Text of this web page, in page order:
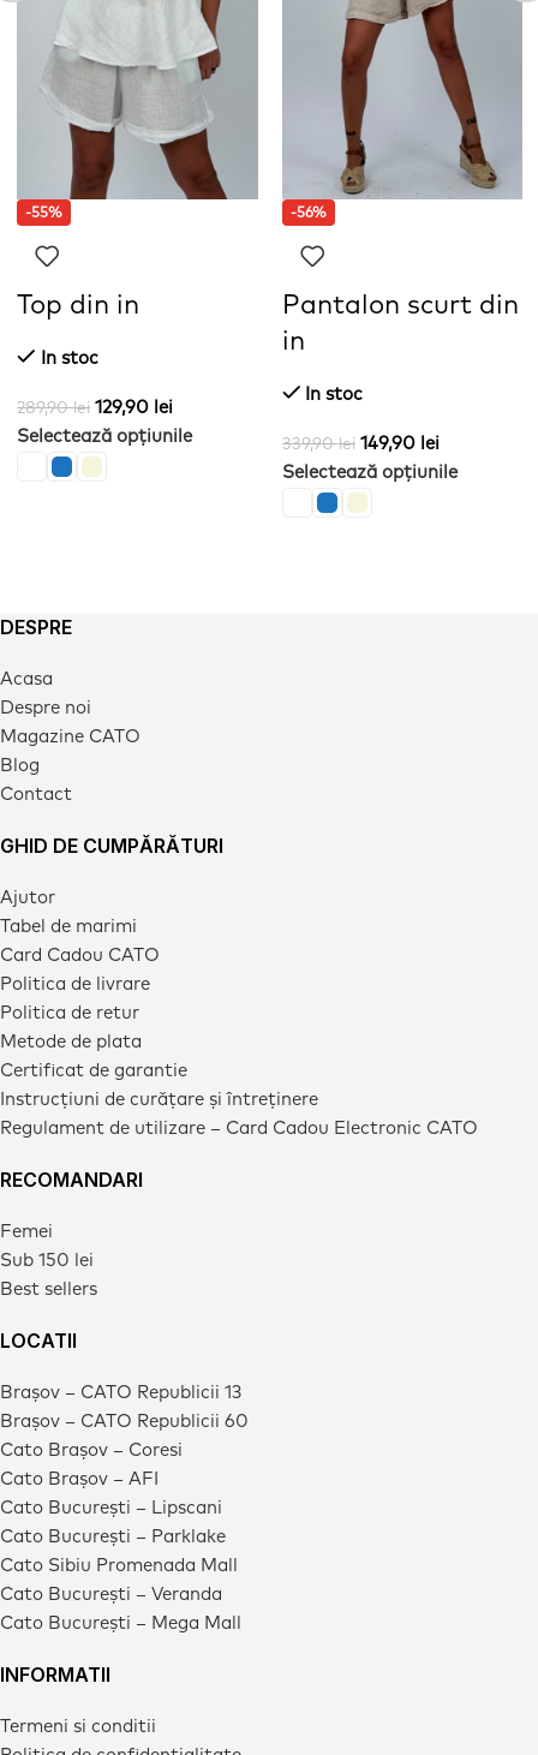
-55%
Top din in
In stoc
289,90lei 129,90 lei
Selectează opțiunile
-56%
Pantalon scurt din
in
In stoc
339,90lei 149,90 lei
Selectează opțiunile
DESPRE
Acasa
Despre noi
Magazine CATO
Blog
Contact
GHID DE CUMPĂRĂTURI
Ajutor
Tabel de marimi
Card Cadou CATO
Politica de livrare
Politica de retur
Metode de plata
Certificat de garantie
Instrucțiuni de curățare și întreținere
Regulament de utilizare – Card Cadou Electronic CATO
RECOMANDARI
Femei
Sub 150 lei
Best sellers
LOCATII
Brașov – CATO Republicii 13
Brașov – CATO Republicii 60
Cato Brașov – Coresi
Cato Brașov – AFI
Cato București – Lipscani
Cato București – Parklake
Cato Sibiu Promenada Mall
Cato București – Veranda
Cato București – Mega Mall
INFORMATII
Termeni si conditii